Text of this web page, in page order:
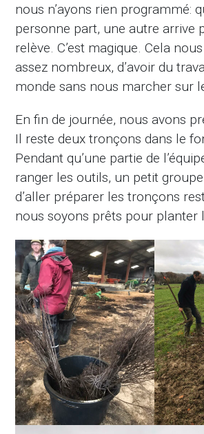
nous n’ayons rien programmé:
personne part, une autre arrive
relève. C’est magique. Cela
assez nombreux, d’avoir du
monde sans nous marcher sur
En fin de journée, nous avons
Il reste deux tronçons dans le
Pendant qu’une partie de
ranger les outils, un petit
d’aller préparer les tronçons
nous soyons prêts pour planter